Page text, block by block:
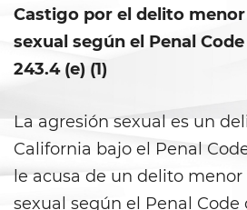
Burglary of a Safe
Grand Theft
Grand Theft Auto
Petty Theft
Castigo por el delito
sexual según el Penal
243.4 (e) (1)
La agresión sexual es un
California bajo el Penal
le acusa de un delito menor
sexual según el Penal Code